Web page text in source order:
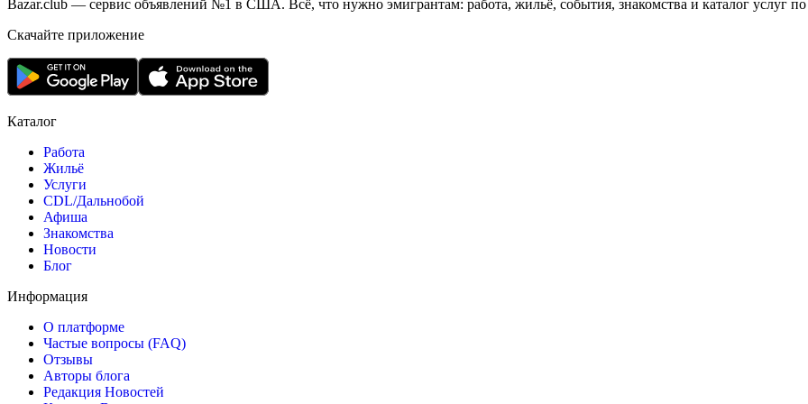
Bazar.club — сервис объявлений №1 в США. Всё, что нужно эмигрантам: работа, жильё, события, знакомства и каталог услуг
Скачайте приложение
Каталог
Работа
Жильё
Услуги
CDL/Дальнобой
Афиша
Знакомства
Новости
Блог
Информация
О платформе
Частые вопросы (FAQ)
Отзывы
Авторы блога
Редакция Новостей